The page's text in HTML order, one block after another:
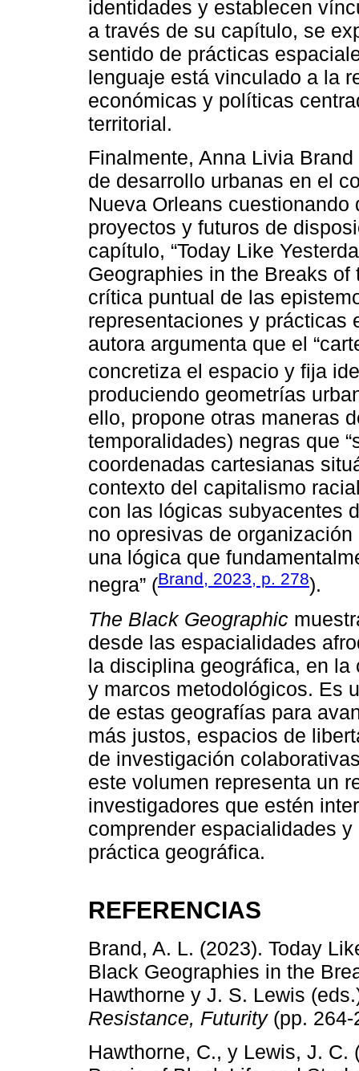
identidades y establecen
a través de su capítulo, se
sentido de prácticas
lenguaje está vinculado a la
económicas y políticas
territorial.
Finalmente, Anna Livia
de desarrollo urbanas en el
Nueva Orleans
proyectos y futuros de
capítulo, “Today Like
Geographies in the Breaks of
crítica puntual de las
representaciones y prácticas
autora argumenta que el
concretiza el espacio y fija
produciendo geometrías
ello, propone otras maneras
temporalidades) negras que
coordenadas cartesianas
contexto del capitalismo
con las lógicas subyacentes
no opresivas de
una lógica que
negra” (Brand, 2023, p. 278).
The Black Geographic
desde las espacialidades
la disciplina geográfica, en
y marcos metodológicos. Es
de estas geografías para
más justos, espacios de
de investigación
este volumen representa un
investigadores que estén
comprender espacialidades
práctica geográfica.
REFERENCIAS
Brand, A. L. (2023). Today
Black Geographies in the
Hawthorne y J. S. Lewis
Resistance, Futurity(pp. 264-
Hawthorne, C., y Lewis, J.